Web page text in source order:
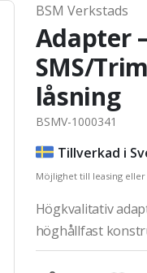
BSM Verkstads
Adapter
SMS/
låsning
BSMV-1000341
Tillverkad i
Möjlighet till leasing
Högkvalitativ
höghållfast